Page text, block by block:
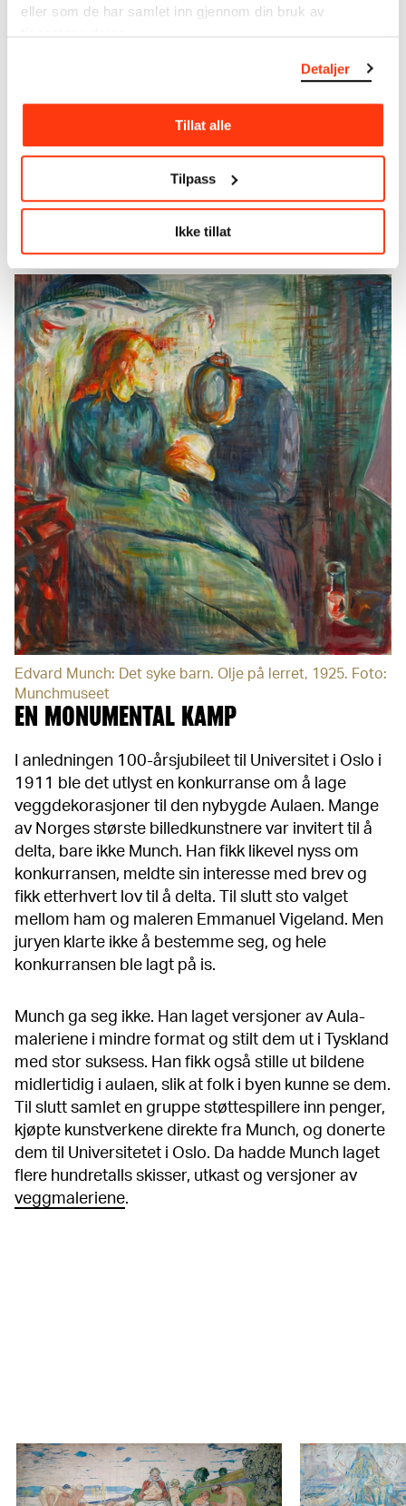
eller som de har samlet inn gjennom din bruk av
tjenestene deres.
Detaljer
Tillat alle
Tilpass
Ikke tillat
ble Munchs gjennombrudd, og er i dag ett av hans
Slik denne studien nå er, er den kun
Han er selv blitt trett under
arbeidet.
Morgenbladet, 1886
Edvard Munch: Det syke barn. Olje på lerret, 1925. Foto:
Munchmuseet
EN MONUMENTAL KAMP
I anledningen 100-årsjubileet til Universitet i Oslo i
1911 ble det utlyst en konkurranse om å lage
veggdekorasjoner til den nybygde Aulaen. Mange
av Norges største billedkunstnere var invitert til å
delta, bare ikke Munch. Han fikk likevel nyss om
konkurransen, meldte sin interesse med brev og
fikk etterhvert lov til å delta. Til slutt sto valget
mellom ham og maleren Emmanuel Vigeland. Men
juryen klarte ikke å bestemme seg, og hele
konkurransen ble lagt på is.
Munch ga seg ikke. Han laget versjoner av Aula-
maleriene i mindre format og stilt dem ut i Tyskland
med stor suksess. Han fikk også stille ut bildene
midlertidig i aulaen, slik at folk i byen kunne se dem.
Til slutt samlet en gruppe støttespillere inn penger,
kjøpte kunstverkene direkte fra Munch, og donerte
dem til Universitetet i Oslo. Da hadde Munch laget
flere hundretalls skisser, utkast og versjoner av
veggmaleriene.